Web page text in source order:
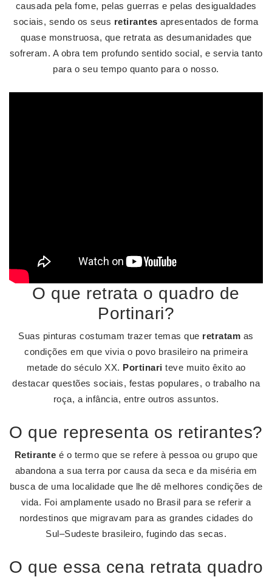
causada pela fome, pelas guerras e pelas desigualdades
sociais, sendo os seus retirantes apresentados de forma
quase monstruosa, que retrata as desumanidades que
sofreram. A obra tem profundo sentido social, e servia tanto
para o seu tempo quanto para o nosso.
O que retrata o quadro de
Portinari?
Suas pinturas costumam trazer temas que retratam as
condições em que vivia o povo brasileiro na primeira
metade do século XX. Portinari teve muito êxito ao
destacar questões sociais, festas populares, o trabalho na
roça, a infância, entre outros assuntos.
O que representa os retirantes?
Retirante é o termo que se refere à pessoa ou grupo que
abandona a sua terra por causa da seca e da miséria em
busca de uma localidade que lhe dê melhores condições de
vida. Foi amplamente usado no Brasil para se referir a
nordestinos que migravam para as grandes cidades do
Sul–Sudeste brasileiro, fugindo das secas.
O que essa cena retrata quadro